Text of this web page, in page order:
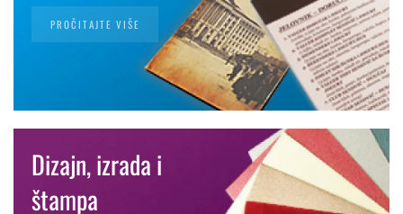
PROČITAJTE VIŠE
Dizajn, izrada i
štampa